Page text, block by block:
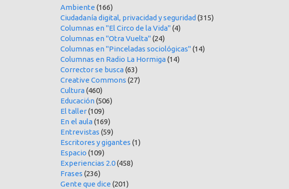
Ambiente (166)
Ciudadanía digital, privacidad y seguridad (315)
Columnas en "El Circo de la Vida"(4)
Columnas en "Otra Vuelta"(24)
Columnas en "Pinceladas sociológicas"(14)
Columnas en Radio La Hormiga(14)
Corrector se busca(63)
Creative Commons (27)
Cultura(460)
Educación(506)
El taller(109)
En el aula(169)
Entrevistas (59)
Escritores y gigantes (1)
Espacio (109)
Experiencias 2.0(458)
Frases (236)
Gente que dice (201)